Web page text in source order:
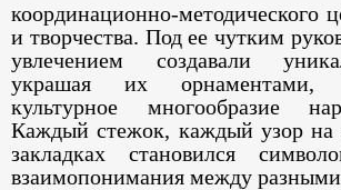
координационно-методического
и творчества. Под ее чутким
увлечением создавали
украшая их орнаментами,
культурное многообразие
Каждый стежок, каждый узор на
закладках становился
взаимопонимания между